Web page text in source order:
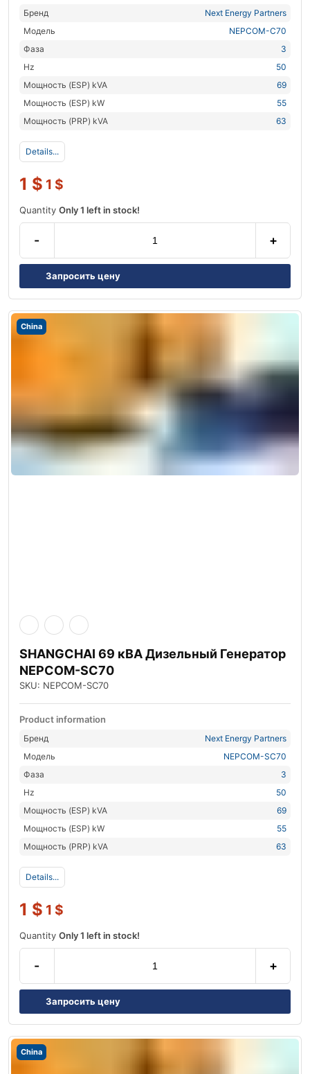
Бренд
Next Energy Partners
Модель
NEPCOM-C70
Фаза
3
Hz
50
Мощность (ESP) kVA
69
Мощность (ESP) kW
55
Мощность (PRP) kVA
63
Details...
1 $ 1 $
Quantity Only 1 left in stock!
- +
Запросить цену
China
SHANGCHAI 69 кВА Дизельный Генератор
NEPCOM-SC70
SKU: NEPCOM-SC70
Product information
Бренд
Next Energy Partners
Модель
NEPCOM-SC70
Фаза
3
Hz
50
Мощность (ESP) kVA
69
Мощность (ESP) kW
55
Мощность (PRP) kVA
63
Details...
1 $ 1 $
Quantity Only 1 left in stock!
- +
Запросить цену
China